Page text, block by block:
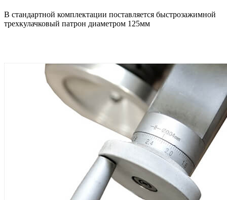
В стандартной комплектации поставляется быстрозажимной
трехкулачковый патрон диаметром 125мм